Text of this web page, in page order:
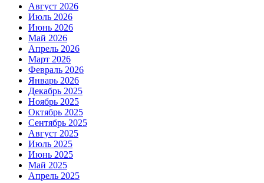
Август 2026
Июль 2026
Июнь 2026
Май 2026
Апрель 2026
Март 2026
Февраль 2026
Январь 2026
Декабрь 2025
Ноябрь 2025
Октябрь 2025
Сентябрь 2025
Август 2025
Июль 2025
Июнь 2025
Май 2025
Апрель 2025